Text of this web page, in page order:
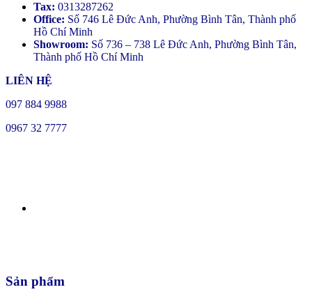
Tax: 0313287262
Office: Số 746 Lê Đức Anh, Phường Bình Tân, Thành phố
Hồ Chí Minh
Showroom: Số 736 – 738 Lê Đức Anh, Phường Bình Tân,
Thành phố Hồ Chí Minh
LIÊN HỆ
097 884 9988
0967 32 7777
Sản phẩm